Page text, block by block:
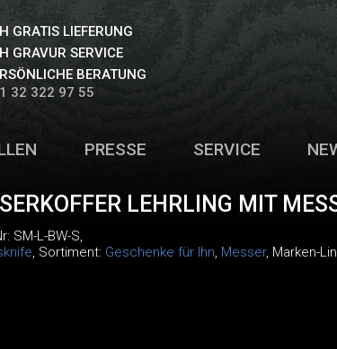
GRATIS LIEFERUNG
GRAVUR SERVICE
BERATUNG
32 322 97 55
PRESSE SERVICE
LEHRLING MIT
SM-L-BW-S,
, Sortiment: Geschenke für Ihn, Messer, Marken-